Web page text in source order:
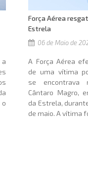
a
Força Aérea
Estrela
06 de Maio de
A Força Aérea
de uma vítima
se encontrava
Cântaro Magro,
da Estrela,
de maio. A vítima